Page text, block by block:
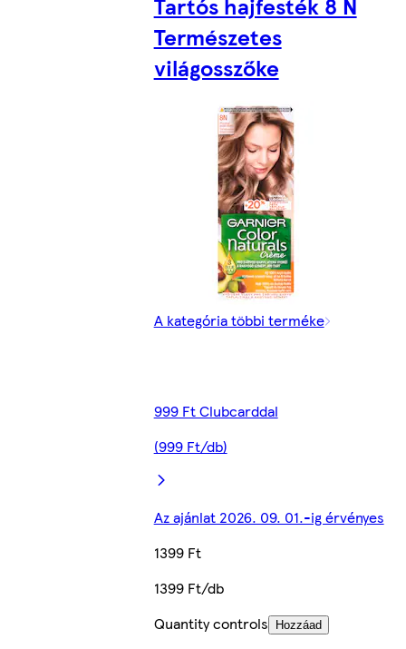
Természetes
világosszőke
A kategória többi terméke
999 Ft Clubcarddal
(999 Ft/db)
Az ajánlat 2026. 09. 01.-ig érvényes
1399 Ft
1399 Ft/db
Quantity controls
Hozzáad